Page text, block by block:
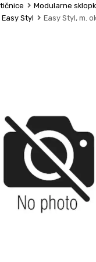
Modularne
Styl
Easy Styl, m.